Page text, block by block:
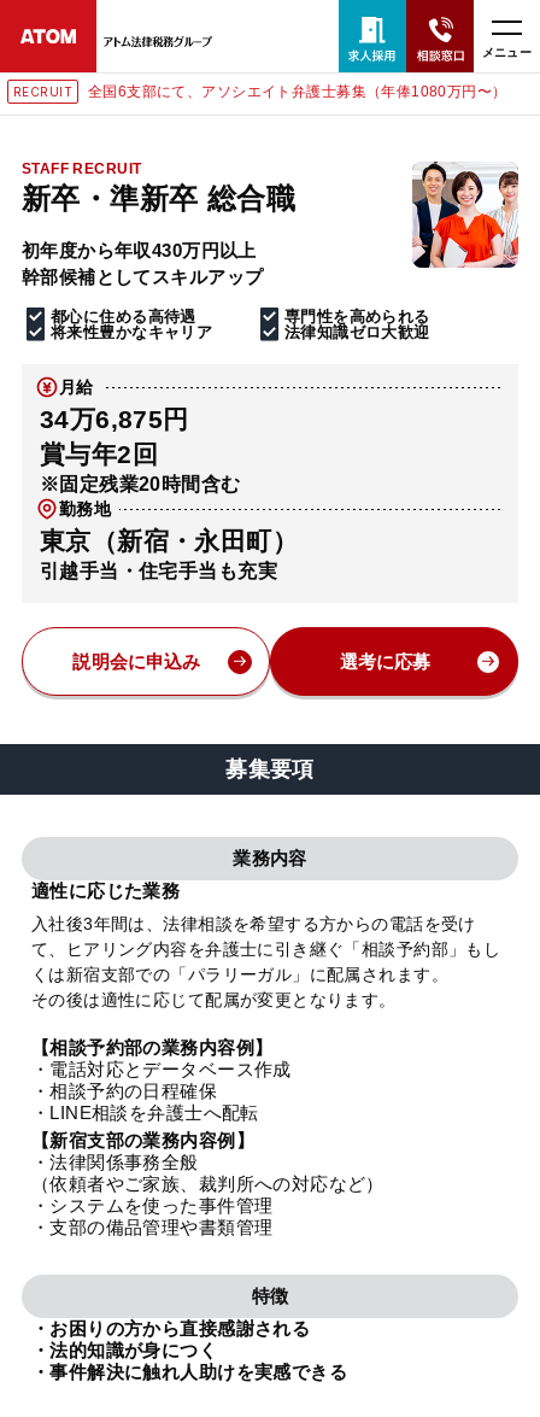
メニュー
全国6支部にて、アソシエイト弁護士募集（年俸1080万円〜）
STAFF RECRUIT
新卒・準新卒 総合職
初年度から年収430万円以上
幹部候補としてスキルアップ
都心に住める高待遇
専門性を高められる
将来性豊かなキャリア
法律知識ゼロ大歓迎
月給
34万6,875円
賞与年2回
※固定残業20時間含む
勤務地
東京（新宿・永田町）
引越手当・住宅手当も充実
説明会に申込み 選考に応募
募集要項
業務内容
適性に応じた業務
入社後3年間は、法律相談を希望する方からの電話を受け
て、ヒアリング内容を弁護士に引き継ぐ「相談予約部」もし
くは新宿支部での「パラリーガル」に配属されます。
その後は適性に応じて配属が変更となります。
【相談予約部の業務内容例】
・電話対応とデータベース作成
・相談予約の日程確保
・LINE相談を弁護士へ配転
【新宿支部の業務内容例】
・法律関係事務全般
（依頼者やご家族、裁判所への対応など）
・システムを使った事件管理
・支部の備品管理や書類管理
特徴
・お困りの方から直接感謝される
・法的知識が身につく
・事件解決に触れ人助けを実感できる
24時間365日全国対応
無料相談窓口はこちら
電話・LINE・メールで相談予約受付中
ホーム
解決実績
アクセス
弁護士・税理士
お知らせ
特設サイト
法人グループ
プライバシーポリシー 利用規約 内部通報
TikTok受賞 定義集